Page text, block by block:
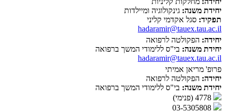
יחידת משנה: גינקולוגיה ומיילדות
תפקיד: סגל אקדמי קליני
hadaramir@tauex.tau.ac.il
יחידה: הפקולטה לרפואה
יחידת משנה: בי"ס ללימודי המשך ברפואה
hadaramir@tauex.tau.ac.il
פרופ' מריאן אמיתי
יחידה: הפקולטה לרפואה
יחידת משנה: בי"ס ללימודי המשך ברפואה